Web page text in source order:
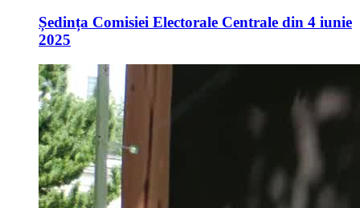
Ședința Comisiei Electorale Centrale din 4 iunie
2025